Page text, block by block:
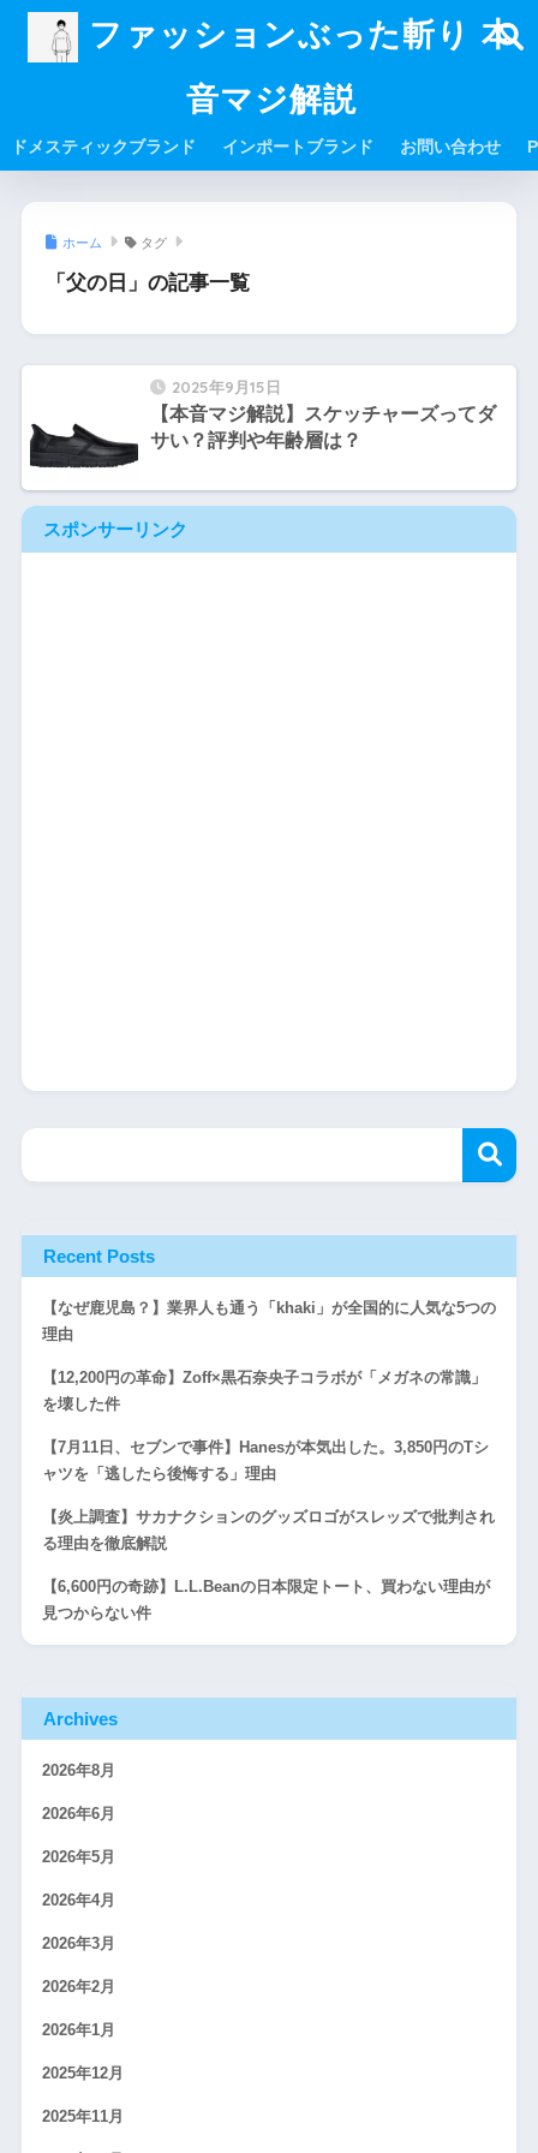
ファッションぶった斬り 本
音マジ解説
ドメスティックブランド インポートブランド お問い合わせ
ホーム タグ
「父の日」の記事一覧
2025年9月15日
【本音マジ解説】スケッチャーズってダ
サい？評判や年齢層は？
スポンサーリンク
Recent Posts
【なぜ鹿児島？】業界人も通う「khaki」が全国的に人気な5つの
理由
【12,200円の革命】Zoff×黒石奈央子コラボが「メガネの常識」
を壊した件
【7月11日、セブンで事件】Hanesが本気出した。3,850円のTシ
ャツを「逃したら後悔する」理由
【炎上調査】サカナクションのグッズロゴがスレッズで批判され
る理由を徹底解説
【6,600円の奇跡】L.L.Beanの日本限定トート、買わない理由が
見つからない件
Archives
2026年8月
2026年6月
2026年5月
2026年4月
2026年3月
2026年2月
2026年1月
2025年12月
2025年11月